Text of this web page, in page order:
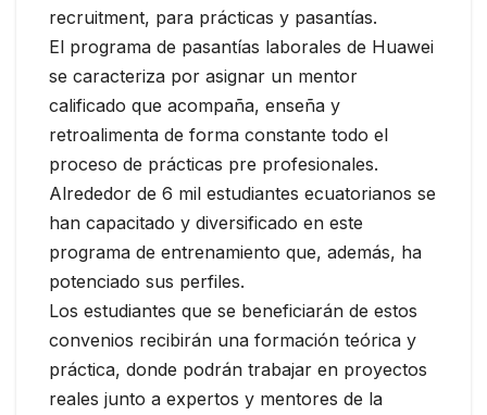
recruitment, para prácticas y pasantías.
El programa de pasantías laborales de Huawei
se caracteriza por asignar un mentor
calificado que acompaña, enseña y
retroalimenta de forma constante todo el
proceso de prácticas pre profesionales.
Alrededor de 6 mil estudiantes ecuatorianos se
han capacitado y diversificado en este
programa de entrenamiento que, además, ha
potenciado sus perfiles.
Los estudiantes que se beneficiarán de estos
convenios recibirán una formación teórica y
práctica, donde podrán trabajar en proyectos
reales junto a expertos y mentores de la